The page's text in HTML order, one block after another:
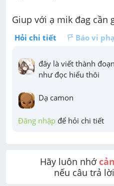
Giup với ạ mik đag cần
Hỏi chi tiết Báo vi
đây là viết thành
như đọc hiểu thôi
Dạ camon
Đăng nhập để hỏi chi tiết
Hãy luôn nhớ
nếu câu trả